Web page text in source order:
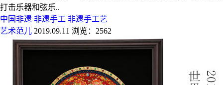
打击乐器和弦乐..
中国非遗 非遗手工 非遗手工艺
艺术范儿 2019.09.11 浏览：2562